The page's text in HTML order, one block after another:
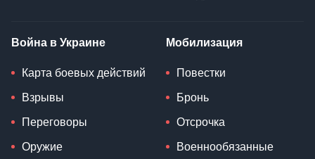
Война в Украине
Карта боевых действий
Взрывы
Переговоры
Оружие
Мобилизация
Повестки
Бронь
Отсрочка
Военнообязанные